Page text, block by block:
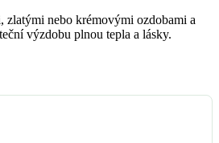
nebo krémovými ozdobami a
výzdobu plnou tepla a lásky.